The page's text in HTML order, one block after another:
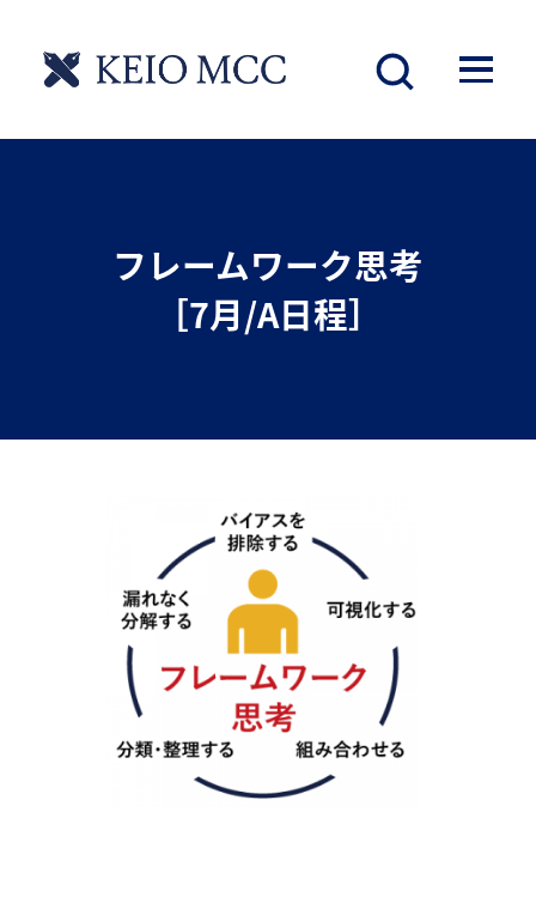
フレームワーク思考
［7月/A日程］